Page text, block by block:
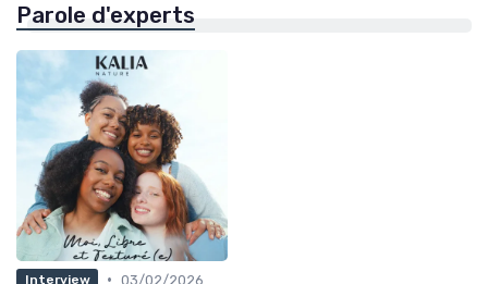
Parole d'experts
Interview • 03/02/2026